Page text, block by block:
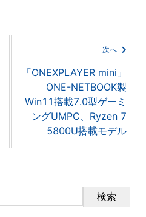
次へ
「ONEXPLAYER mini」
ONE-NETBOOK製
Win11搭載7.0型ゲーミ
ングUMPC、Ryzen 7
5800U搭載モデル
検索